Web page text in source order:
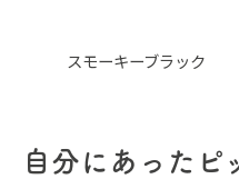
スモーキーブラック
自分にあったピ